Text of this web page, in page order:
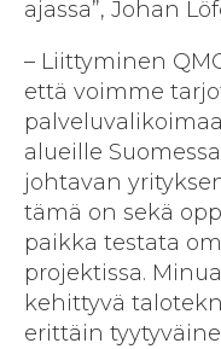
ajassa”, Johan
– Liittyminen
että voimme
alueille
johtavan
tämä on sekä
paikka testata
projektissa.
kehittyvä
erittäin